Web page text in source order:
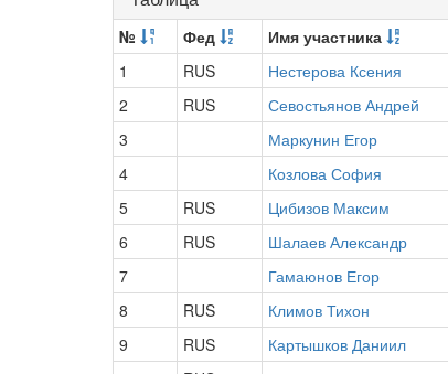
№ Фед Имя участника
1
RUS Нестерова Ксения
2
RUS Севостьянов Андрей
3
Маркунин Егор
4
Козлова София
5
RUS Цибизов Максим
6
RUS Шалаев Александр
7
Гамаюнов Егор
8
RUS Климов Тихон
9
RUS Картышков Даниил